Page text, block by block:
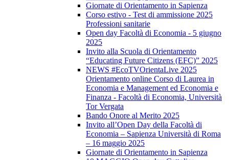
Giornate di Orientamento in Sapienza
Corso estivo - Test di ammissione 2025
Professioni sanitarie
Open day Facoltà di Economia - 5 giugno
2025
Invito alla Scuola di Orientamento
“Educating Future Citizens (EFC)” 2025
NEWS #EcoTVOrientaLive 2025
Orientamento online Corso di Laurea in
Economia e Management ed Economia e
Finanza - Facoltà di Economia, Università
Tor Vergata
Bando Onore al Merito 2025
Invito all’Open Day della Facoltà di
Economia – Sapienza Università di Roma
– 16 maggio 2025
Giornate di Orientamento in Sapienza